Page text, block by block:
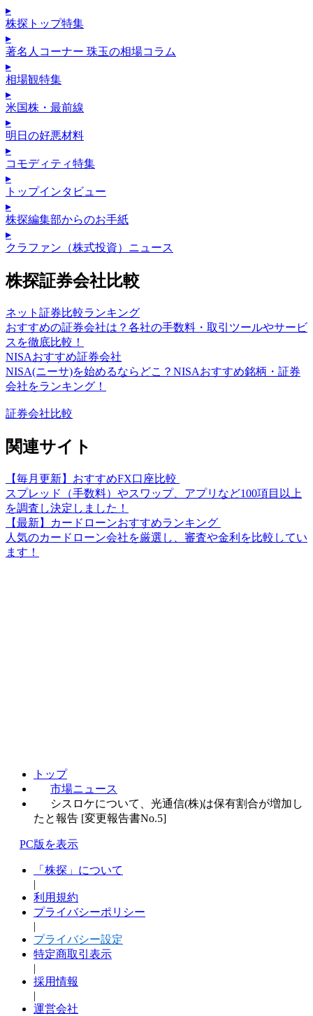
▸
株探トップ特集
▸
著名人コーナー 珠玉の相場コラム
▸
相場観特集
▸
米国株・最前線
▸
明日の好悪材料
▸
コモディティ特集
▸
トップインタビュー
▸
株探編集部からのお手紙
▸
クラファン（株式投資）ニュース
株探証券会社比較
ネット証券比較ランキング
おすすめの証券会社は？各社の手数料・取引ツールやサービ
スを徹底比較！
NISAおすすめ証券会社
NISA(ニーサ)を始めるならどこ？NISAおすすめ銘柄・証券
会社をランキング！
証券会社比較
関連サイト
【毎月更新】おすすめFX口座比較
スプレッド（手数料）やスワップ、アプリなど100項目以上
を調査し決定しました！
【最新】カードローンおすすめランキング
人気のカードローン会社を厳選し、審査や金利を比較してい
ます！
トップ
市場ニュース
シスロケについて、光通信(株)は保有割合が増加し
たと報告 [変更報告書No.5]
PC版を表示
「株探」について
|
利用規約
プライバシーポリシー
|
プライバシー設定
特定商取引表示
|
採用情報
|
運営会社